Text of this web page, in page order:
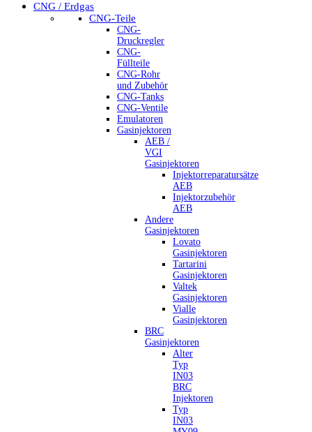
CNG / Erdgas
CNG-Teile
CNG-
Druckregler
CNG-
Füllteile
CNG-Rohr
und Zubehör
CNG-Tanks
CNG-Ventile
Emulatoren
Gasinjektoren
AEB /
VGI
Gasinjektoren
Injektorreparatursätze
AEB
Injektorzubehör
AEB
Andere
Gasinjektoren
Lovato
Gasinjektoren
Tartarini
Gasinjektoren
Valtek
Gasinjektoren
Vialle
Gasinjektoren
BRC
Gasinjektoren
Alter
Typ
IN03
BRC
Injektoren
Typ
IN03